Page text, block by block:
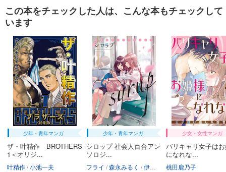
週刊東洋経済 2026/1/24号
880円 (税込)
カート
試し読み
あらすじを表示する
週刊東洋経済 2026/1/10・1/17合併号
880円 (税込)
カート
試し読み
この本をチェックした人は、こんな本もチェックして
います
少年・青年マンガ
ザ・叶精作 BROTHERS
1＜オリジ...
叶精作 小池一夫
少年・青年マンガ
シロップ 社会人百合アン
ソロジ...
フライ 森永みるく 伊藤ハチ 玄鉄絢 天野しゅ
少女・女性マンガ
バリキャリ女子は
になれな...
桃田鹿乃子